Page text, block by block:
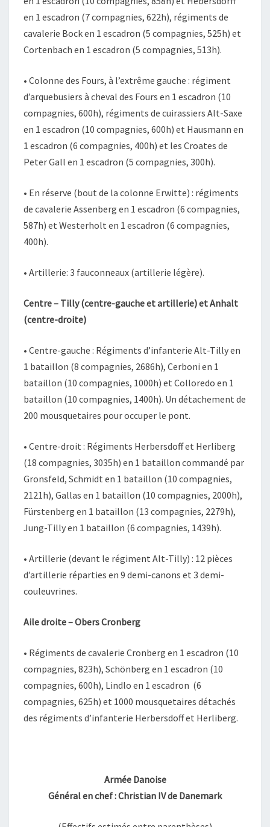
en 1 escadron (7 compagnies, 622h), régiments de
cavalerie Bock en 1 escadron (5 compagnies, 525h) et
Cortenbach en 1 escadron (5 compagnies, 513h).
• Colonne des Fours, à l’extrême gauche : régiment
d’arquebusiers à cheval des Fours en 1 escadron (10
compagnies, 600h), régiments de cuirassiers Alt-Saxe
en 1 escadron (10 compagnies, 600h) et Hausmann en
1 escadron (6 compagnies, 400h) et les Croates de
Peter Gall en 1 escadron (5 compagnies, 300h).
• En réserve (bout de la colonne Erwitte) : régiments
de cavalerie Assenberg en 1 escadron (6 compagnies,
587h) et Westerholt en 1 escadron (6 compagnies,
400h).
• Artillerie: 3 fauconneaux (artillerie légère).
Centre – Tilly (centre-gauche et artillerie) et Anhalt
(centre-droite)
• Centre-gauche : Régiments d’infanterie Alt-Tilly en
1 bataillon (8 compagnies, 2686h), Cerboni en 1
bataillon (10 compagnies, 1000h) et Colloredo en 1
bataillon (10 compagnies, 1400h). Un détachement de
200 mousquetaires pour occuper le pont.
• Centre-droit : Régiments Herbersdoff et Herliberg
(18 compagnies, 3035h) en 1 bataillon commandé par
Gronsfeld, Schmidt en 1 bataillon (10 compagnies,
2121h), Gallas en 1 bataillon (10 compagnies, 2000h),
Fürstenberg en 1 bataillon (13 compagnies, 2279h),
Jung-Tilly en 1 bataillon (6 compagnies, 1439h).
• Artillerie (devant le régiment Alt-Tilly) : 12 pièces
d’artillerie réparties en 9 demi-canons et 3 demi-
couleuvrines.
Aile droite – Obers Cronberg
• Régiments de cavalerie Cronberg en 1 escadron (10
compagnies, 823h), Schönberg en 1 escadron (10
compagnies, 600h), Lindlo en 1 escadron (6
compagnies, 625h) et 1000 mousquetaires détachés
des régiments d’infanterie Herbersdoff et Herliberg.
Armée Danoise
Général en chef : Christian IV de Danemark